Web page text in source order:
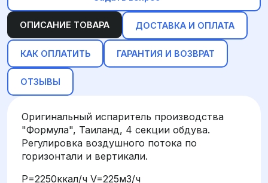
ОПИСАНИЕ ТОВАРА ДОСТАВКА И ОПЛАТА
КАК ОПЛАТИТЬ ГАРАНТИЯ И ВОЗВРАТ
ОТЗЫВЫ
Оригинальный испаритель производства
"Формула", Таиланд, 4 секции обдува.
Регулировка воздушного потока по
горизонтали и вертикали.
P=2250ккал/ч V=225м3/ч